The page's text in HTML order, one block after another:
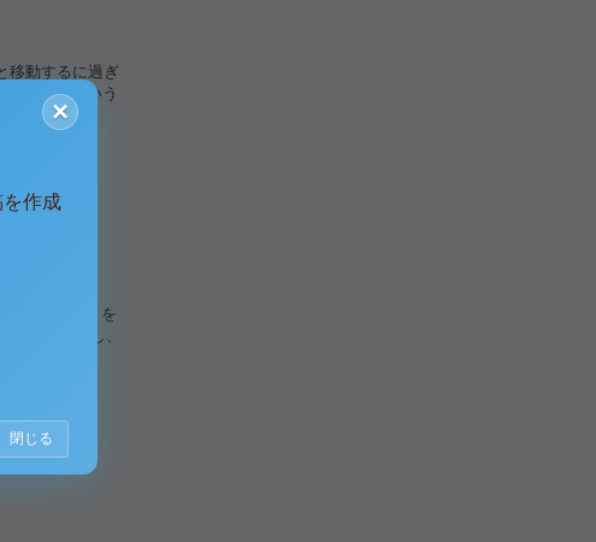
移動するに過ぎ
はないかという
...
治団体のことを
項)を保障し、
×
作成
閉じる